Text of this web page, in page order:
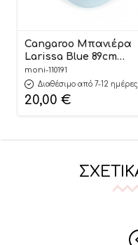
Cangaroo Μπανιέρα
Larissa Blue 89cm
3800146270018
moni-110191
Διαθέσιμο από 7-12 ημέρες
20,00 €